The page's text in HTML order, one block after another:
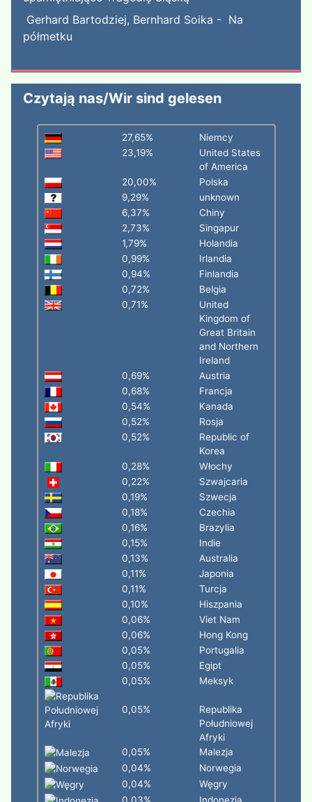
Gerhard Bartodziej, Bernhard Soika - Na
półmetku
Czytają nas/Wir sind gelesen
27,65%
Niemcy
23,19%
United States
of America
20,00%
Polska
9,29%
unknown
6,37%
Chiny
2,73%
Singapur
1,79%
Holandia
0,99%
Irlandia
0,94%
Finlandia
0,72%
Belgia
0,71%
United
Kingdom of
Great Britain
and Northern
Ireland
0,69%
Austria
0,68%
Francja
0,54%
Kanada
0,52%
Rosja
0,52%
Republic of
Korea
0,28%
Włochy
0,22%
Szwajcaria
0,19%
Szwecja
0,18%
Czechia
0,16%
Brazylia
0,15%
Indie
0,13%
Australia
0,11%
Japonia
0,11%
Turcja
0,10%
Hiszpania
0,06%
Viet Nam
0,06%
Hong Kong
0,05%
Portugalia
0,05%
Egipt
0,05%
Meksyk
0,05%
Republika
Południowej
Afryki
0,05%
Malezja
0,04%
Norwegia
0,04%
Węgry